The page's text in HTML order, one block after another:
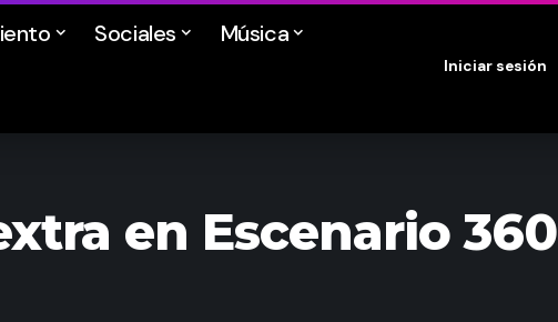
Sociales Música
Iniciar sesión
en Escenario 360